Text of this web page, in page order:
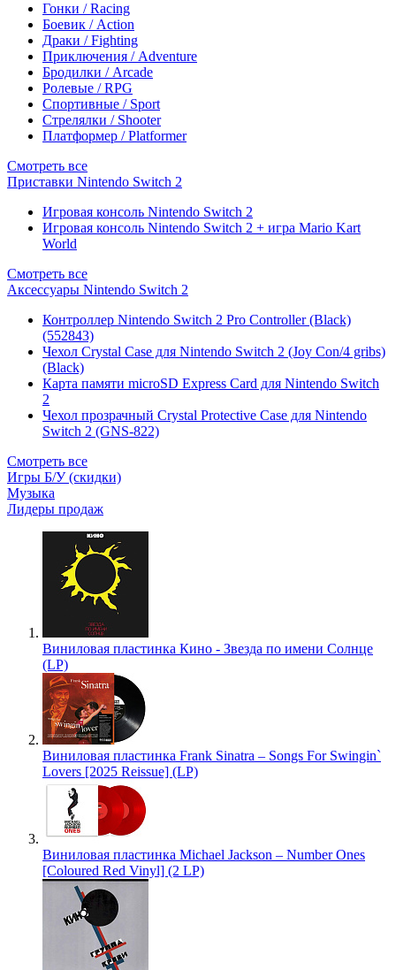
Гонки / Racing
Боевик / Action
Драки / Fighting
Приключения / Adventure
Бродилки / Arcade
Ролевые / RPG
Спортивные / Sport
Стрелялки / Shooter
Платформер / Platformer
Смотреть все
Приставки Nintendo Switch 2
Игровая консоль Nintendo Switch 2
Игровая консоль Nintendo Switch 2 + игра Mario Kart
World
Смотреть все
Аксессуары Nintendo Switch 2
Контроллер Nintendo Switch 2 Pro Controller (Black)
(552843)
Чехол Сrystal Сase для Nintendo Switch 2 (Joy Con/4 gribs)
(Black)
Карта памяти microSD Express Card для Nintendo Switch
2
Чехол прозрачный Crystal Protective Case для Nintendo
Switch 2 (GNS-822)
Смотреть все
Игры Б/У (скидки)
Музыка
Лидеры продаж
Виниловая пластинка Кино - Звезда по имени Солнце
(LP)
Виниловая пластинка Frank Sinatra – Songs For Swingin`
Lovers [2025 Reissue] (LP)
Виниловая пластинка Michael Jackson – Number Ones
[Coloured Red Vinyl] (2 LP)